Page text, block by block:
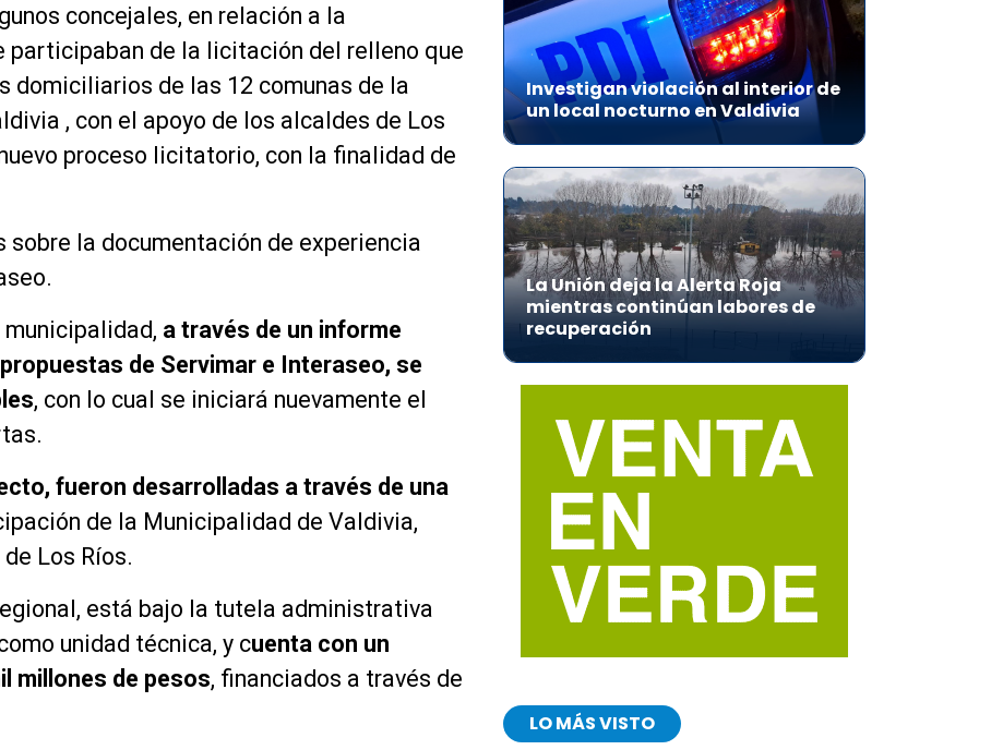
concejales, en relación a la
participaban de la licitación del relleno que
domiciliarios de las 12 comunas de la
, con el apoyo de los alcaldes de Los
proceso licitatorio, con la finalidad de
la documentación de experiencia
a través de un informe
de Servimar e Interaseo, se
, con lo cual se iniciará nuevamente el
fueron desarrolladas a través de una
de la Municipalidad de Valdivia,
de Los Ríos.
está bajo la tutela administrativa
unidad técnica, y cuenta con un
millones de pesos, financiados a través de
Investigan violación al interior de
un local nocturno en Valdivia
La Unión deja la Alerta Roja
mientras continúan labores de
recuperación
LO MÁS VISTO